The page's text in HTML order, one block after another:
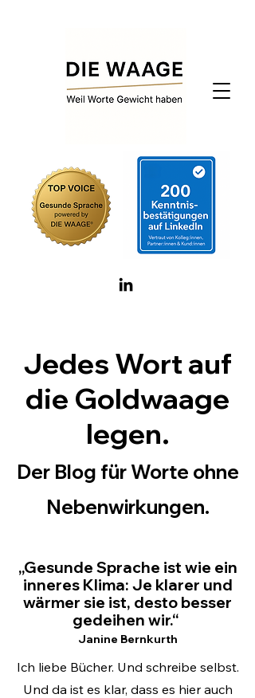
Jedes Wort auf
die Goldwaage
legen.
Der Blog für Worte ohne
Nebenwirkungen.
„Gesunde Sprache ist wie ein
inneres Klima: Je klarer und
wärmer sie ist, desto besser
gedeihen wir.“
Janine Bernkurth
​Ich liebe Bücher. Und schreibe selbst.
Und da ist es klar, dass es hier auch